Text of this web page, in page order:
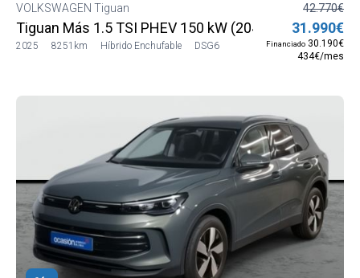
VOLKSWAGEN Tiguan
Tiguan Más 1.5 TSI PHEV 150 kW (204 CV) DSG6
2025 8251km Híbrido Enchufable DSG6
42.770€
31.990€
Financiado 30.190€
434€/mes